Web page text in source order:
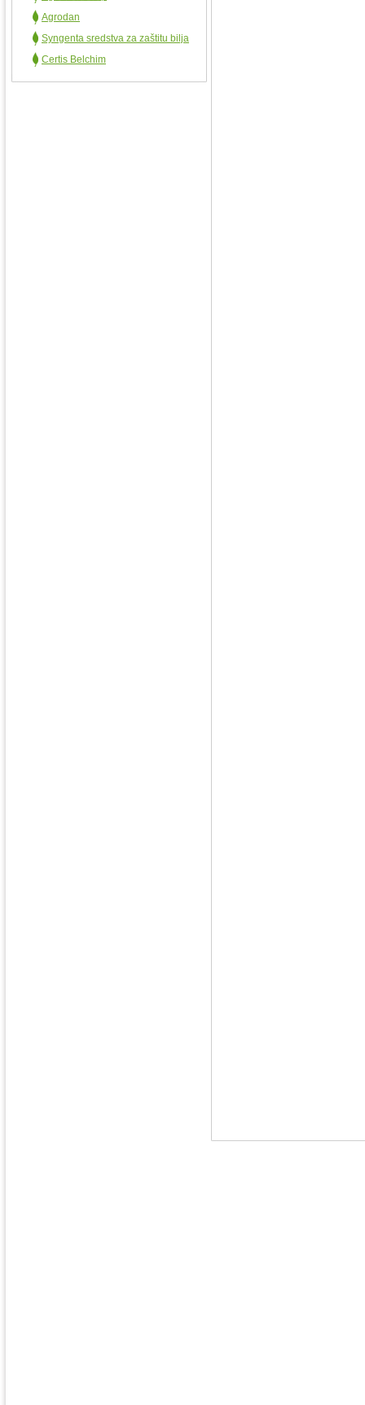
Agrodan
Syngenta sredstva za zaštitu bilja
Certis Belchim